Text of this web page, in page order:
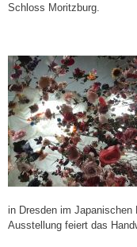
Schloss Moritzburg.
in Dresden im
Ausstellung feiert das